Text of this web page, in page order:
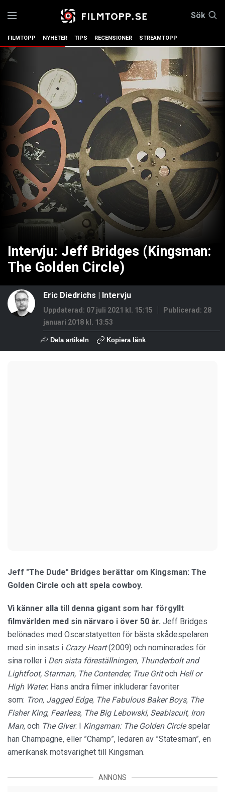
Sök
FILMTOPP NYHETER TIPS RECENSIONER STREAMTOPP
Intervju: Jeff Bridges (Kingsman:
The Golden Circle)
Eric Diedrichs | Intervju
Uppdaterad: 07 juli 2021 kl. 15:15 Publicerad: 28
januari 2018 kl. 13:53
Dela artikeln Kopiera länk
Jeff "The Dude" Bridges berättar om Kingsman: The
Golden Circle och att spela cowboy.
Vi känner alla till denna gigant som har förgyllt
filmvärlden med sin närvaro i över 50 år. Jeff Bridges
belönades med Oscarstatyetten för bästa skådespelaren
med sin insats i Crazy Heart(2009) och nominerades för
sina roller i Den sista föreställningen, Thunderbolt and
Lightfoot, Starman, The Contender, True Gritoch Hell or
High Water. Hans andra filmer inkluderar favoriter
som: Tron, Jagged Edge, The Fabulous Baker Boys, The
Fisher King, Fearless, The Big Lebowski, Seabiscuit, Iron
Man, och The Giver. I Kingsman: The Golden Circlespelar
han Champagne, eller ”Champ”, ledaren av ”Statesman”, en
amerikansk motsvarighet till Kingsman.
ANNONS